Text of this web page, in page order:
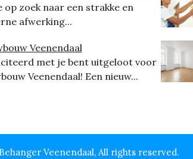
op zoek naar een strakke en
afwerking...
Veenendaal
met je bent uitgeloot voor
Veenendaal! Een nieuw...
Veenendaal, All rights reserved.